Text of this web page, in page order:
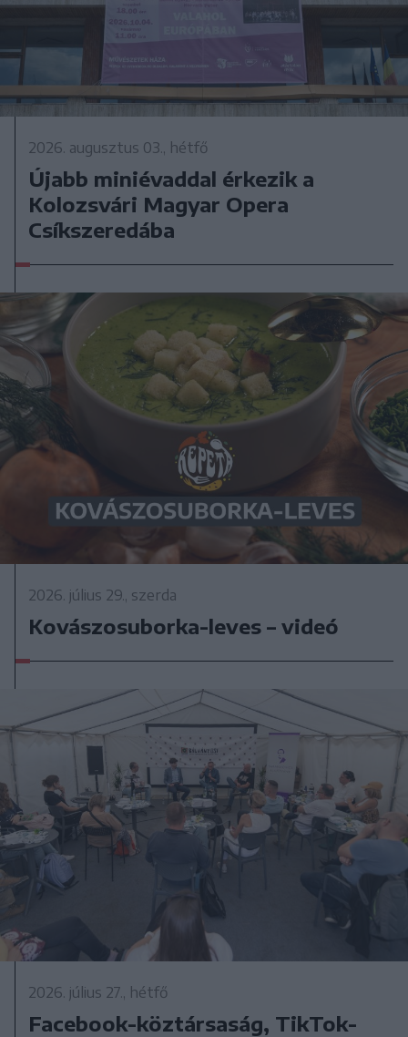
2026. augusztus 03., hétfő
Újabb miniévaddal érkezik a
Kolozsvári Magyar Opera
Csíkszeredába
2026. július 29., szerda
Kovászosuborka-leves – videó
2026. július 27., hétfő
Facebook-köztársaság, TikTok-